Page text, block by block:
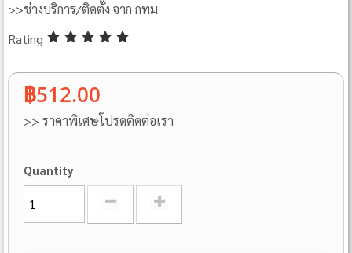
>>ช่างบริการ/ติดตั้ง จาก กทม
Rating
฿512.00
>> ราคาพิเศษโปรดติดต่อเรา
Quantity